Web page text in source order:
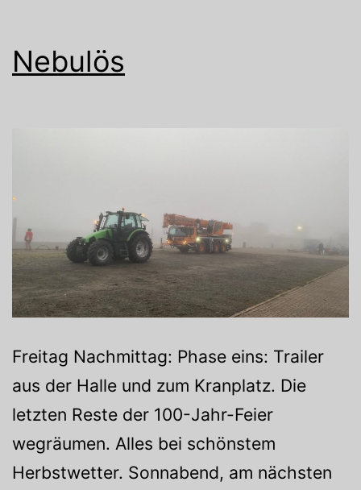
Nebulös
Freitag Nachmittag: Phase eins: Trailer
aus der Halle und zum Kranplatz. Die
letzten Reste der 100-Jahr-Feier
wegräumen. Alles bei schönstem
Herbstwetter. Sonnabend, am nächsten